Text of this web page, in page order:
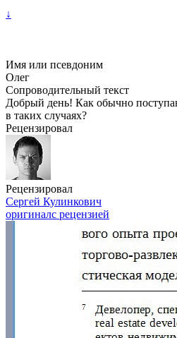
↓
Имя или псевдоним
Олег
Сопроводительный текст
Добрый день! Как обычно
в таких случаях?
Рецензировал
Рецензировал
Сергей Кулинкович
оригиналс рецензией